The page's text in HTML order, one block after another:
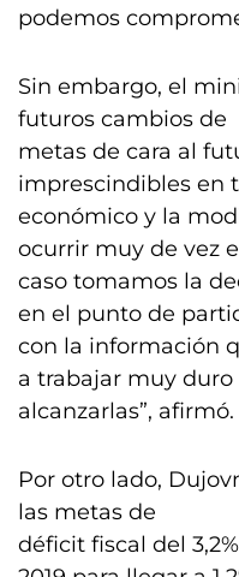
podemos
Sin embargo, el
futuros cambios de
metas de cara al
imprescindibles en
económico y la
ocurrir muy de vez
caso tomamos la
en el punto de
con la información
a trabajar muy duro
alcanzarlas”, afirmó.
Por otro lado,
las metas de
déficit fiscal del